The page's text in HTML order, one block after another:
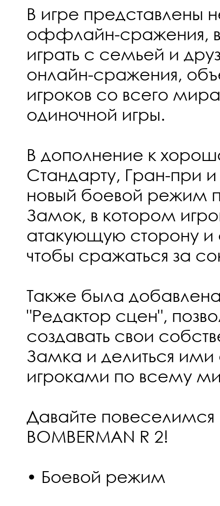
В игре представлены
оффлайн-сражения,
играть с семьей и
онлайн-сражения,
игроков со всего
одиночной игры.
В дополнение к
Стандарту, Гран-при и
новый боевой режим
Замок, в котором
атакующую сторону и
чтобы сражаться за
Также была
"Редактор сцен",
создавать свои
Замка и делиться ими
игроками по всему
Давайте повеселимся
BOMBERMAN R 2!
• Боевой режим